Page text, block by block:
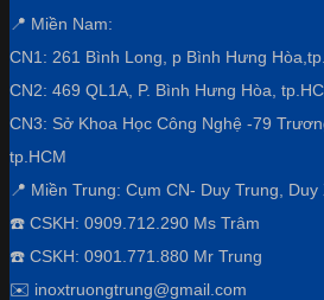
📍 Miền Nam:
CN1: 261 Bình Long, p Bình Hưng Hòa,
CN2: 469 QL1A, P. Bình Hưng Hòa,
CN3: Sở Khoa Học Công Nghệ -79
tp.HCM
📍 Miền Trung: Cụm CN- Duy Trung,
☎️ CSKH: 0909.712.290 Ms Trâm
☎️ CSKH: 0901.771.880 Mr Trung
✉️ inoxtruongtrung@gmail.com